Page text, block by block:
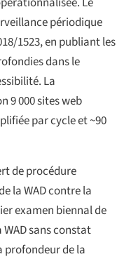
périodique
1523, en publiant les
dans le
La
9 000 sites web
par cycle et ~90
de procédure
la WAD contre la
examen biennal de
sans constat
profondeur de la